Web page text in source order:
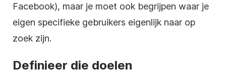
Facebook), maar je moet ook begrijpen waar je
eigen specifieke gebruikers eigenlijk naar op
zoek zijn.
Definieer die doelen